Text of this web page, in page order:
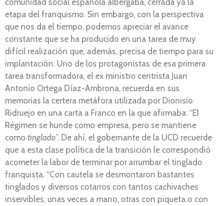
comunidad social española albergaba, cerrada ya la
etapa del franquismo. Sin embargo, con la perspectiva
que nos da el tiempo, podemos apreciar el avance
constante que se ha producido en una tarea de muy
difícil realización que, además, precisa de tiempo para su
implantación. Uno de los protagonistas de esa primera
tarea transformadora, el ex ministro centrista Juan
Antonio Ortega Díaz-Ambrona, recuerda en sus
memorias la certera metáfora utilizada por Dionisio
Ridruejo en una carta a Franco en la que afirmaba: “El
Régimen se hunde como empresa, pero se mantiene
como tinglado”. De ahí, el gobernante de la UCD recuerde
que a esta clase política de la transición le correspondió
acometer la labor de terminar por arrumbar el tinglado
franquista. “Con cautela se desmontaron bastantes
tinglados y diversos cotarros con tantos cachivaches
inservibles, unas veces a mano, otras con piqueta o con